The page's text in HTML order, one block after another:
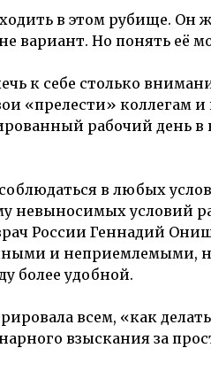
в этом рубище. Он
вариант. Но понять её
к себе столько
«прелести» коллегам
рабочий день
в любых
невыносимых условий
России Геннадий
и неприемлемыми,
более удобной.
всем, «как
взыскания за